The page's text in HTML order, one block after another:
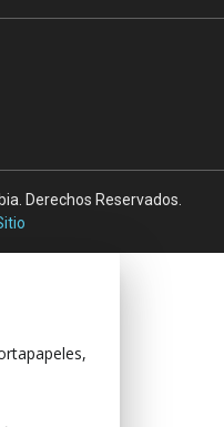
Derechos Reservados.